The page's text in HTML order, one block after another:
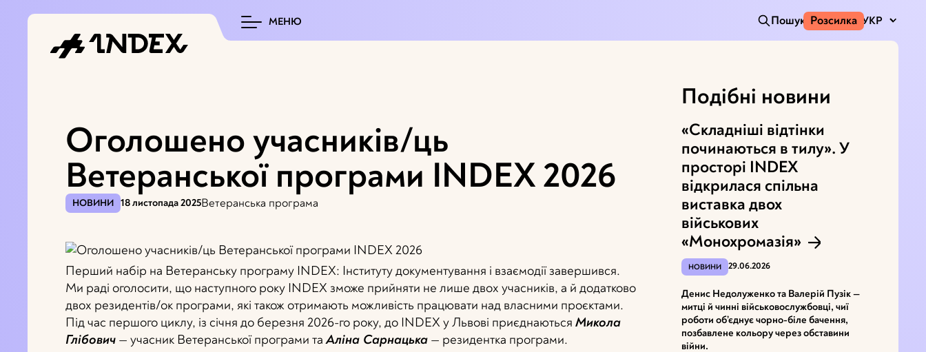
МЕНЮ Пошук Розсилка УКР
Оголошено учасників/ць
Ветеранської програми INDEX 2026
НОВИНИ 18 листопада 2025Ветеранська програма
Перший набір на Ветеранську програму INDEX: Інституту документування і взаємодії завершився.
Ми раді оголосити, що наступного року INDEX зможе прийняти не лише двох учасників, а й додатково
двох резидентів/ок програми, які також отримають можливість працювати над власними проєктами.
Під час першого циклу, із січня до березня 2026-го року, до INDEX у Львові приєднаються Микола
Глібович — учасник Ветеранської програми та Аліна Сарнацька — резидентка програми.
Подібні новини
«Складніші відтінки
починаються в тилу». У
просторі INDEX
відкрилася спільна
виставка двох
військових
«Монохромазія»
НОВИНИ 29.06.2026
Денис Недолуженко та Валерій Пузік —
митці й чинні військовослужбовці, чиї
роботи об’єднує чорно-біле бачення,
позбавлене кольору через обставини
війни.